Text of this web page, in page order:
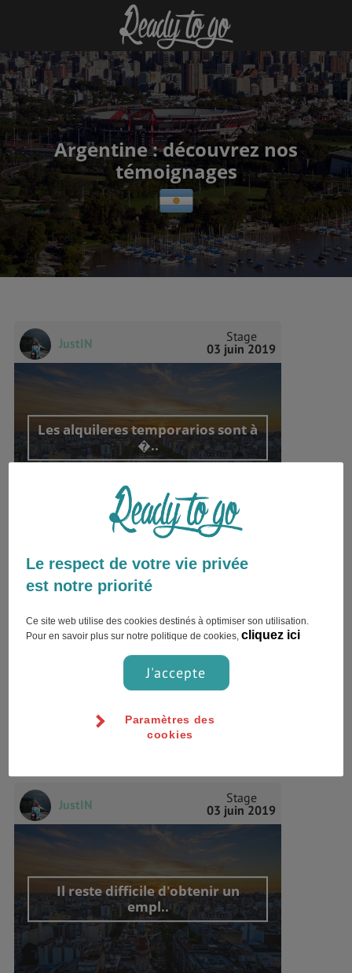
Argentine : découvrez nos
témoignages
JustIN
Stage
03 juin 2019
Les alquileres temporarios sont à
�..
Buenos Aires , argentine
JustIN
Stage
Le peso argentin n'est pas une
monna..
JustIN
Stage
03 juin 2019
Il reste difficile d'obtenir un
empl..
Le respect de votre vie privée
est notre priorité
Ce site web utilise des cookies destinés à optimiser son utilisation.
Pour en savoir plus sur notre politique de cookies,cliquez ici
J'accepte
Paramètres des
cookies